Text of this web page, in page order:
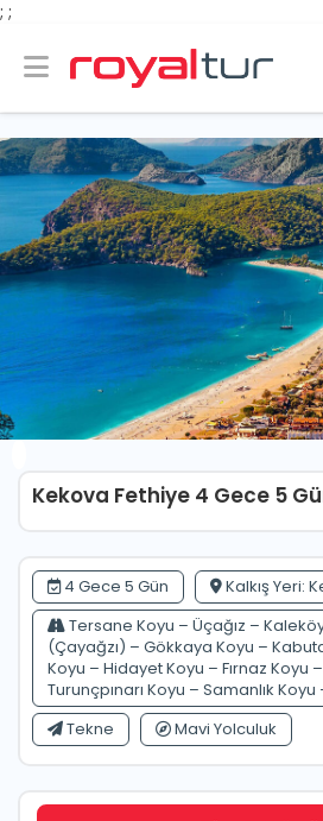
; ;
Kekova Fethiye 4 Gece 5
4 Gece 5 Gün
Kalkış Yeri:
Tersane Koyu – Üçağız –
(Çayağzı) – Gökkaya Koyu –
Koyu – Hidayet Koyu – Fırnaz Koyu
Turunçpınarı Koyu – Samanlık Koyu
Tekne
Mavi Yolculuk